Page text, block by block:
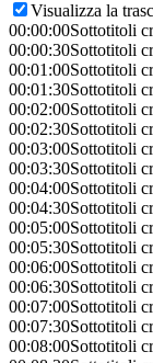
Visualizza la
00:00:00Sottotitoli
00:00:30Sottotitoli
00:01:00Sottotitoli
00:01:30Sottotitoli
00:02:00Sottotitoli
00:02:30Sottotitoli
00:03:00Sottotitoli
00:03:30Sottotitoli
00:04:00Sottotitoli
00:04:30Sottotitoli
00:05:00Sottotitoli
00:05:30Sottotitoli
00:06:00Sottotitoli
00:06:30Sottotitoli
00:07:00Sottotitoli
00:07:30Sottotitoli
00:08:00Sottotitoli